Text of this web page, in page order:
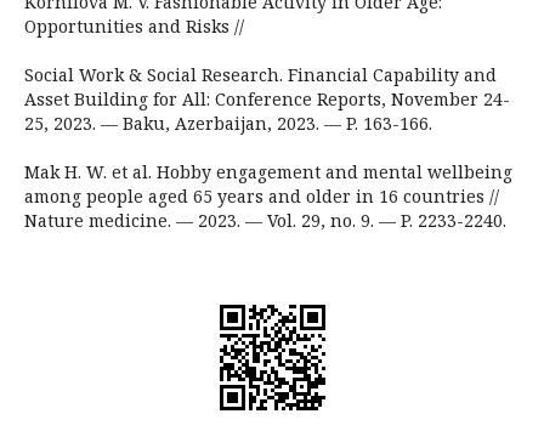
Opportunities and Risks //
Social Work & Social Research. Financial Capability and
Asset Building for All: Conference Reports, November 24-
25, 2023. — Baku, Azerbaijan, 2023. — P. 163-166.
Mak H. W. et al. Hobby engagement and mental wellbeing
among people aged 65 years and older in 16 countries //
Nature medicine. — 2023. — Vol. 29, no. 9. — P. 2233-2240.